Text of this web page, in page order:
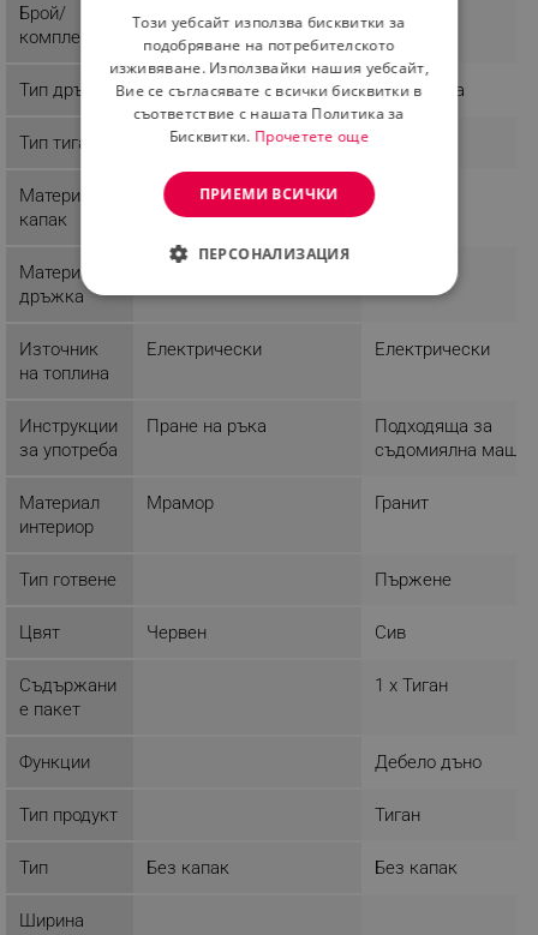
Брой/
комплект
Тип дръжка Фиксирана
Тип тиган Уок
Материал
капак
Материал
дръжка
Източник
на топлина
Електрически Електрически
Инструкции
за употреба
Пране на ръка
Подходяща за
съдомиялна
Материал
интериор
Мрамор Гранит
Тип готвене Пържене
Цвят Червен Сив
Съдържани
е пакет
1 x Тиган
Функции Дебело дъно
Тип продукт Тиган
Тип Без капак Без капак
Ширина
Този уебсайт използва бисквитки за
подобряване на потребителското
изживяване. Използвайки нашия уебсайт,
Вие се съгласявате с всички бисквитки в
съответствие с нашата Политика за
Бисквитки. Прочетете още
ПРИЕМИ ВСИЧКИ
ПЕРСОНАЛИЗАЦИЯ
СТРОГО НЕОБХОДИМО
ЕФЕКТИВНОСТ
НЕКЛАСИФИЦИРАНИ
Таргетиране
Функционалност
потребителско влизане и управление на
акаунта. Уебсайтът не може да се използва
Provider /